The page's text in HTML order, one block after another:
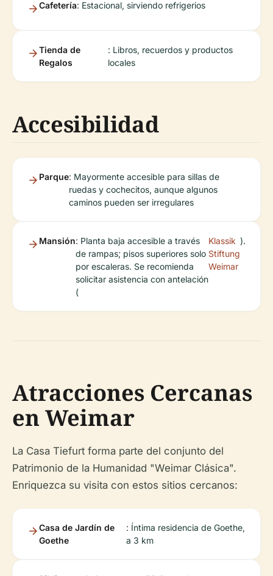
Cafetería: Estacional, sirviendo refrigerios
Tienda de
Regalos
: Libros, recuerdos y productos
locales
Accesibilidad
Parque: Mayormente accesible para sillas de
ruedas y cochecitos, aunque algunos
caminos pueden ser irregulares
Mansión: Planta baja accesible a través
de rampas; pisos superiores solo
por escaleras. Se recomienda
solicitar asistencia con antelación
(
Klassik
Stiftung
Weimar
).
Atracciones Cercanas
en Weimar
La Casa Tiefurt forma parte del conjunto del
Patrimonio de la Humanidad "Weimar Clásica".
Enriquezca su visita con estos sitios cercanos:
Casa de Jardín de
Goethe
: Íntima residencia de Goethe,
a 3 km